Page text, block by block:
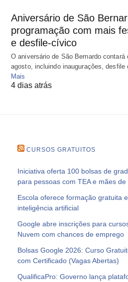
Aniversário de São
programação com mais
e desfile-cívico
O aniversário de São Bernardo
agosto, incluindo inaugurações,
Mais
4 dias atrás
CURSOS GRATUITOS
Iniciativa oferta 100 bolsas de
para pessoas com TEA e mães
Escola oferece formação gratuita
inteligência artificial
Google abre inscrições para
Nuvem com chances de emprego
Bolsas Google 2026: Curso
com Certificado (Vagas Abertas)
QualificaPro: Governo lança